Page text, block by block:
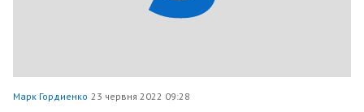
Марк Гордиенко 23 червня 2022 09:28